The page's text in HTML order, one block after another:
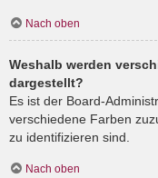
Nach oben
Weshalb werden
dargestellt?
Es ist der Board-
verschiedene Farben
zu identifizieren sind.
Nach oben